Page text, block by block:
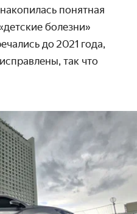
понятная
болезни»
до 2021 года,
так что